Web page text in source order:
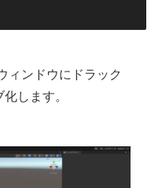
ィンドウにドラック
します。